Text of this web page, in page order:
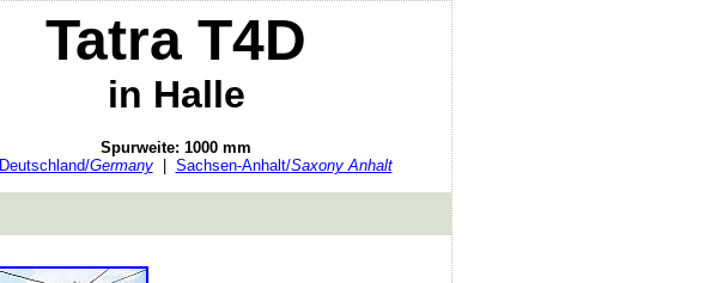
Tatra T4D
in Halle
Spurweite: 1000 mm
Deutschland/Germany| Sachsen-Anhalt/Saxony Anhalt